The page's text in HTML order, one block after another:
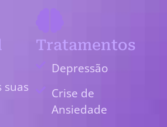
suas
Tratamentos
Depressão
Crise de
Ansiedade